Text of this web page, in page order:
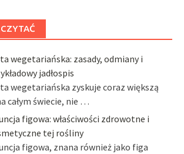
wegetariańska: zasady, odmiany i
jadłospis
wegetariańska zyskuje coraz większą
całym świecie, nie …
figowa: właściwości zdrowotne i
tej rośliny
figowa, znana również jako figa